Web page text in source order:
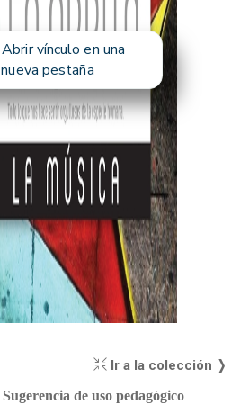
Abrir vínculo en una
nueva pestaña
Ir a la colección ❭
Sugerencia de uso pedagógico